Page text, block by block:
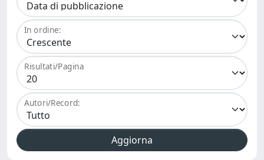
In ordine:
Risultati/Pagina
Autori/Record: